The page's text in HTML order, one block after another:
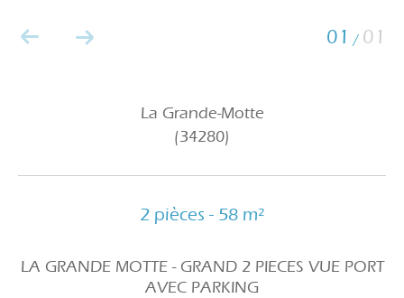
01 / 01
La Grande-Motte
(34280)
2 pièces - 58 m²
LA GRANDE MOTTE - GRAND 2 PIECES VUE PORT
AVEC PARKING